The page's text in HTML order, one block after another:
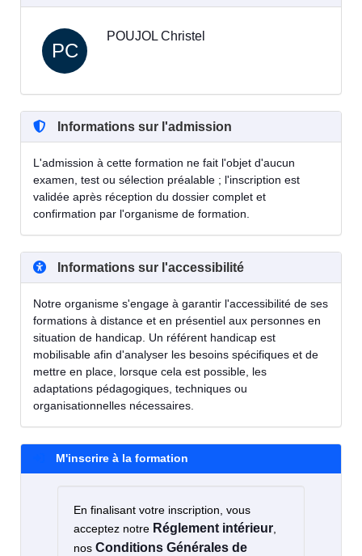
PC
POUJOL Christel
Informations sur l'admission
L'admission à cette formation ne fait l'objet d'aucun
examen, test ou sélection préalable ; l'inscription est
validée après réception du dossier complet et
confirmation par l'organisme de formation.
Informations sur l'accessibilité
Notre organisme s'engage à garantir l'accessibilité de ses
formations à distance et en présentiel aux personnes en
situation de handicap. Un référent handicap est
mobilisable afin d'analyser les besoins spécifiques et de
mettre en place, lorsque cela est possible, les
adaptations pédagogiques, techniques ou
organisationnelles nécessaires.
M'inscrire à la formation
En finalisant votre inscription, vous
acceptez notre Réglement intérieur
nos Conditions Générales de